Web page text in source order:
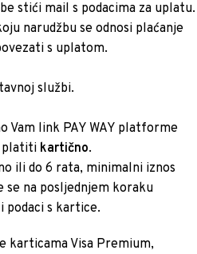
stići mail s podacima za uplatu.
narudžbu se odnosi plaćanje
s uplatom.
službi.
Vam link PAY WAY platforme
platiti kartično.
ili do 6 rata, minimalni iznos
se na posljednjem koraku
podaci s kartice.
karticama Visa Premium,